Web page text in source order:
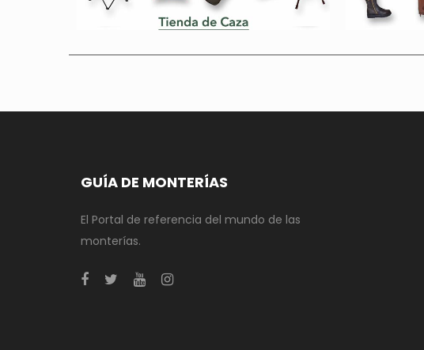
GUÍA DE MONTERÍAS
El Portal de referencia del mundo de las
monterías.